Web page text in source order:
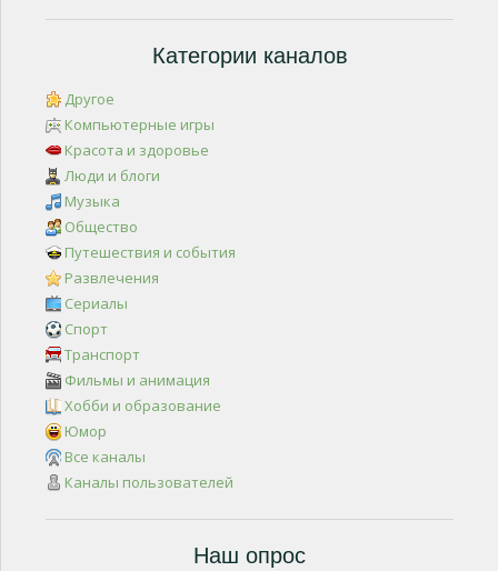
Категории каналов
Другое
Компьютерные игры
Красота и здоровье
Люди и блоги
Музыка
Общество
Путешествия и события
Развлечения
Сериалы
Спорт
Транспорт
Фильмы и анимация
Хобби и образование
Юмор
Все каналы
Каналы пользователей
Наш опрос